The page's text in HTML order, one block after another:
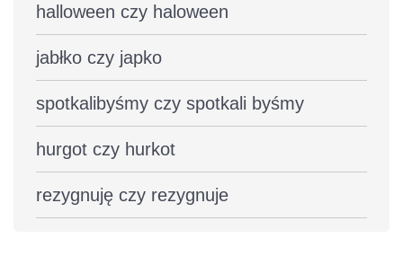
halloween czy haloween
jabłko czy japko
spotkalibyśmy czy spotkali byśmy
hurgot czy hurkot
rezygnuję czy rezygnuje